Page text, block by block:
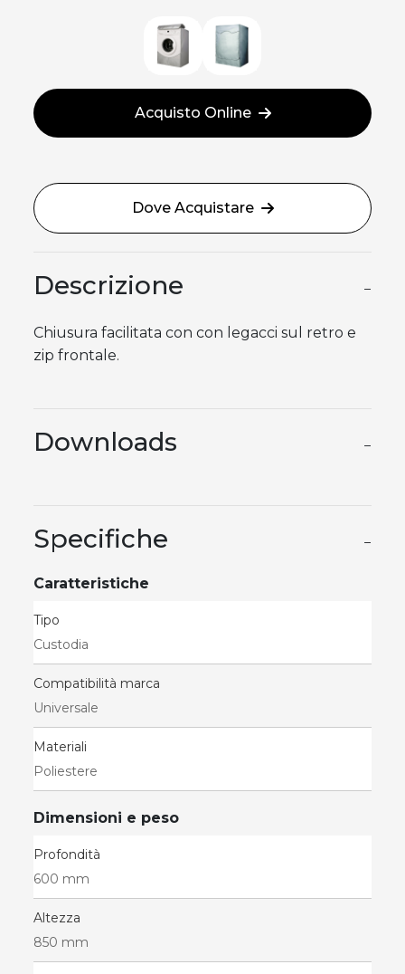
Acquisto Online
Dove Acquistare
Descrizione −
Chiusura facilitata con con legacci sul retro e
zip frontale.
Downloads −
Specifiche −
Caratteristiche
Tipo
Custodia
Compatibilità marca
Universale
Materiali
Poliestere
Dimensioni e peso
Profondità
600 mm
Altezza
850 mm